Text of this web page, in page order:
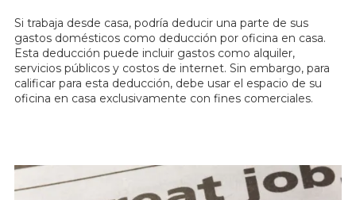
Si trabaja desde casa, podría deducir una parte de sus
gastos domésticos como deducción por oficina en casa.
Esta deducción puede incluir gastos como alquiler,
servicios públicos y costos de internet. Sin embargo, para
calificar para esta deducción, debe usar el espacio de su
oficina en casa exclusivamente con fines comerciales.